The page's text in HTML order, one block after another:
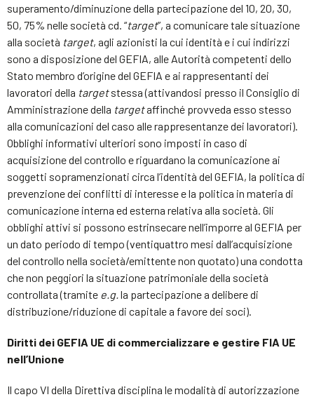
superamento/diminuzione della partecipazione del 10, 20, 30,
50, 75% nelle società cd. “target”, a comunicare tale situazione
alla società target, agli azionisti la cui identità e i cui indirizzi
sono a disposizione del GEFIA, alle Autorità competenti dello
Stato membro d’origine del GEFIA e ai rappresentanti dei
lavoratori della targetstessa (attivandosi presso il Consiglio di
Amministrazione della targetaffinché provveda esso stesso
alla comunicazioni del caso alle rappresentanze dei lavoratori).
Obblighi informativi ulteriori sono imposti in caso di
acquisizione del controllo e riguardano la comunicazione ai
soggetti sopramenzionati circa l’identità del GEFIA, la politica di
prevenzione dei conflitti di interesse e la politica in materia di
comunicazione interna ed esterna relativa alla società. Gli
obblighi attivi si possono estrinsecare nell’imporre al GEFIA per
un dato periodo di tempo (ventiquattro mesi dall’acquisizione
del controllo nella società/emittente non quotato) una condotta
che non peggiori la situazione patrimoniale della società
controllata (tramite e.g. la partecipazione a delibere di
distribuzione/riduzione di capitale a favore dei soci).
Diritti dei GEFIA UE di commercializzare e gestire FIA UE
nell’Unione
Il capo VI della Direttiva disciplina le modalità di autorizzazione